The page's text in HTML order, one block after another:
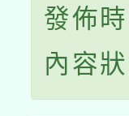
發佈
內容